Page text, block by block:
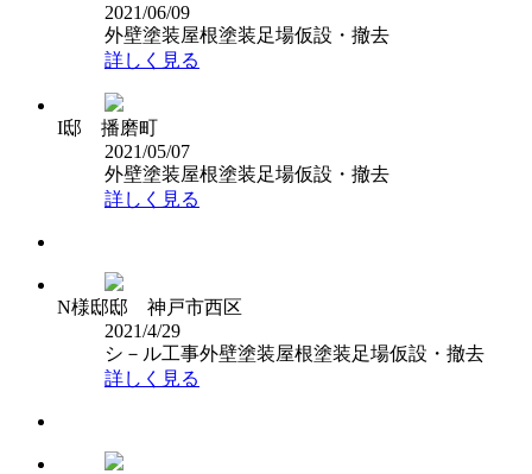
2021/06/09
外壁塗装屋根塗装足場仮設・撤去
詳しく見る
I邸 播磨町
2021/05/07
外壁塗装屋根塗装足場仮設・撤去
詳しく見る
N様邸邸 神戸市西区
2021/4/29
シ－ル工事外壁塗装屋根塗装足場仮設・撤去
詳しく見る